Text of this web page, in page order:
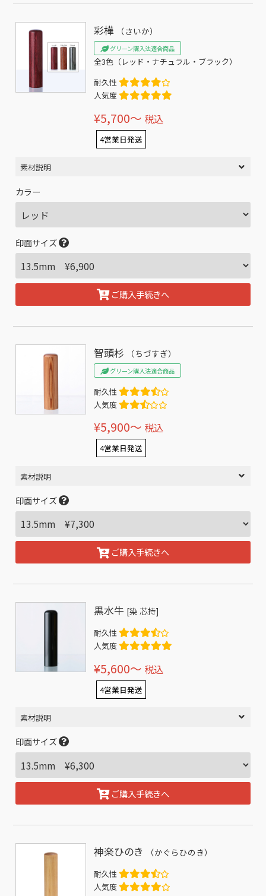
彩樺 （さいか）
グリーン購入法適合商品
全3色（レッド・ナチュラル・ブラック）
耐久性
人気度
¥5,700〜 税込
4営業日発送
素材説明
カラー
印面サイズ
ご購入手続きへ
智頭杉 （ちづすぎ）
グリーン購入法適合商品
耐久性
人気度
¥5,900〜 税込
4営業日発送
素材説明
印面サイズ
ご購入手続きへ
黒水牛 [染 芯持]
耐久性
人気度
¥5,600〜 税込
4営業日発送
素材説明
印面サイズ
ご購入手続きへ
神楽ひのき （かぐらひのき）
耐久性
人気度